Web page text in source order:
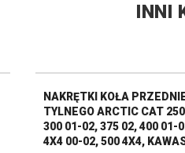
INNI
NAKRĘTKI KOŁA
TYLNEGO ARCTIC CAT
300 01-02, 375 02, 400 01-
4X4 00-02, 500 4X4,